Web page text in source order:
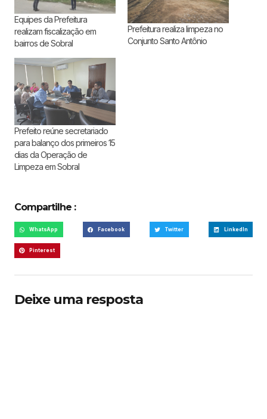
Equipes da Prefeitura
realizam fiscalização em
bairros de Sobral
Prefeitura realiza limpeza no
Conjunto Santo Antônio
Prefeito reúne secretariado
para balanço dos primeiros 15
dias da Operação de
Limpeza em Sobral
Compartilhe :
WhatsApp Facebook Twitter LinkedIn
Pinterest
Deixe uma resposta